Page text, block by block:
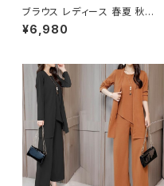
ブラウス レディース 春夏 秋冬
春 夏 秋 冬 白 ボウタイ シスカ
ーフボウタイ ャツ トップス スカ
ャツ きれいめ 白シャツ シンプル
シャツ チュニックブラウス ホワ
イト グリーン オフィスカジュア
ル スーツ ブラウス 韓国 ゆった
り ブラウスシャツ シンプル 長袖
シャツ ブラウスシャツ シャツブ
ラウス オフィス カジュアル OL
上品 大人 S M L XL 2XL 20代
30代 40代 50代 C-TSS006
5
¥6,980